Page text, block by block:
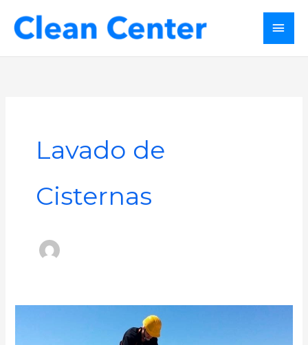
Lavado de
Cisternas